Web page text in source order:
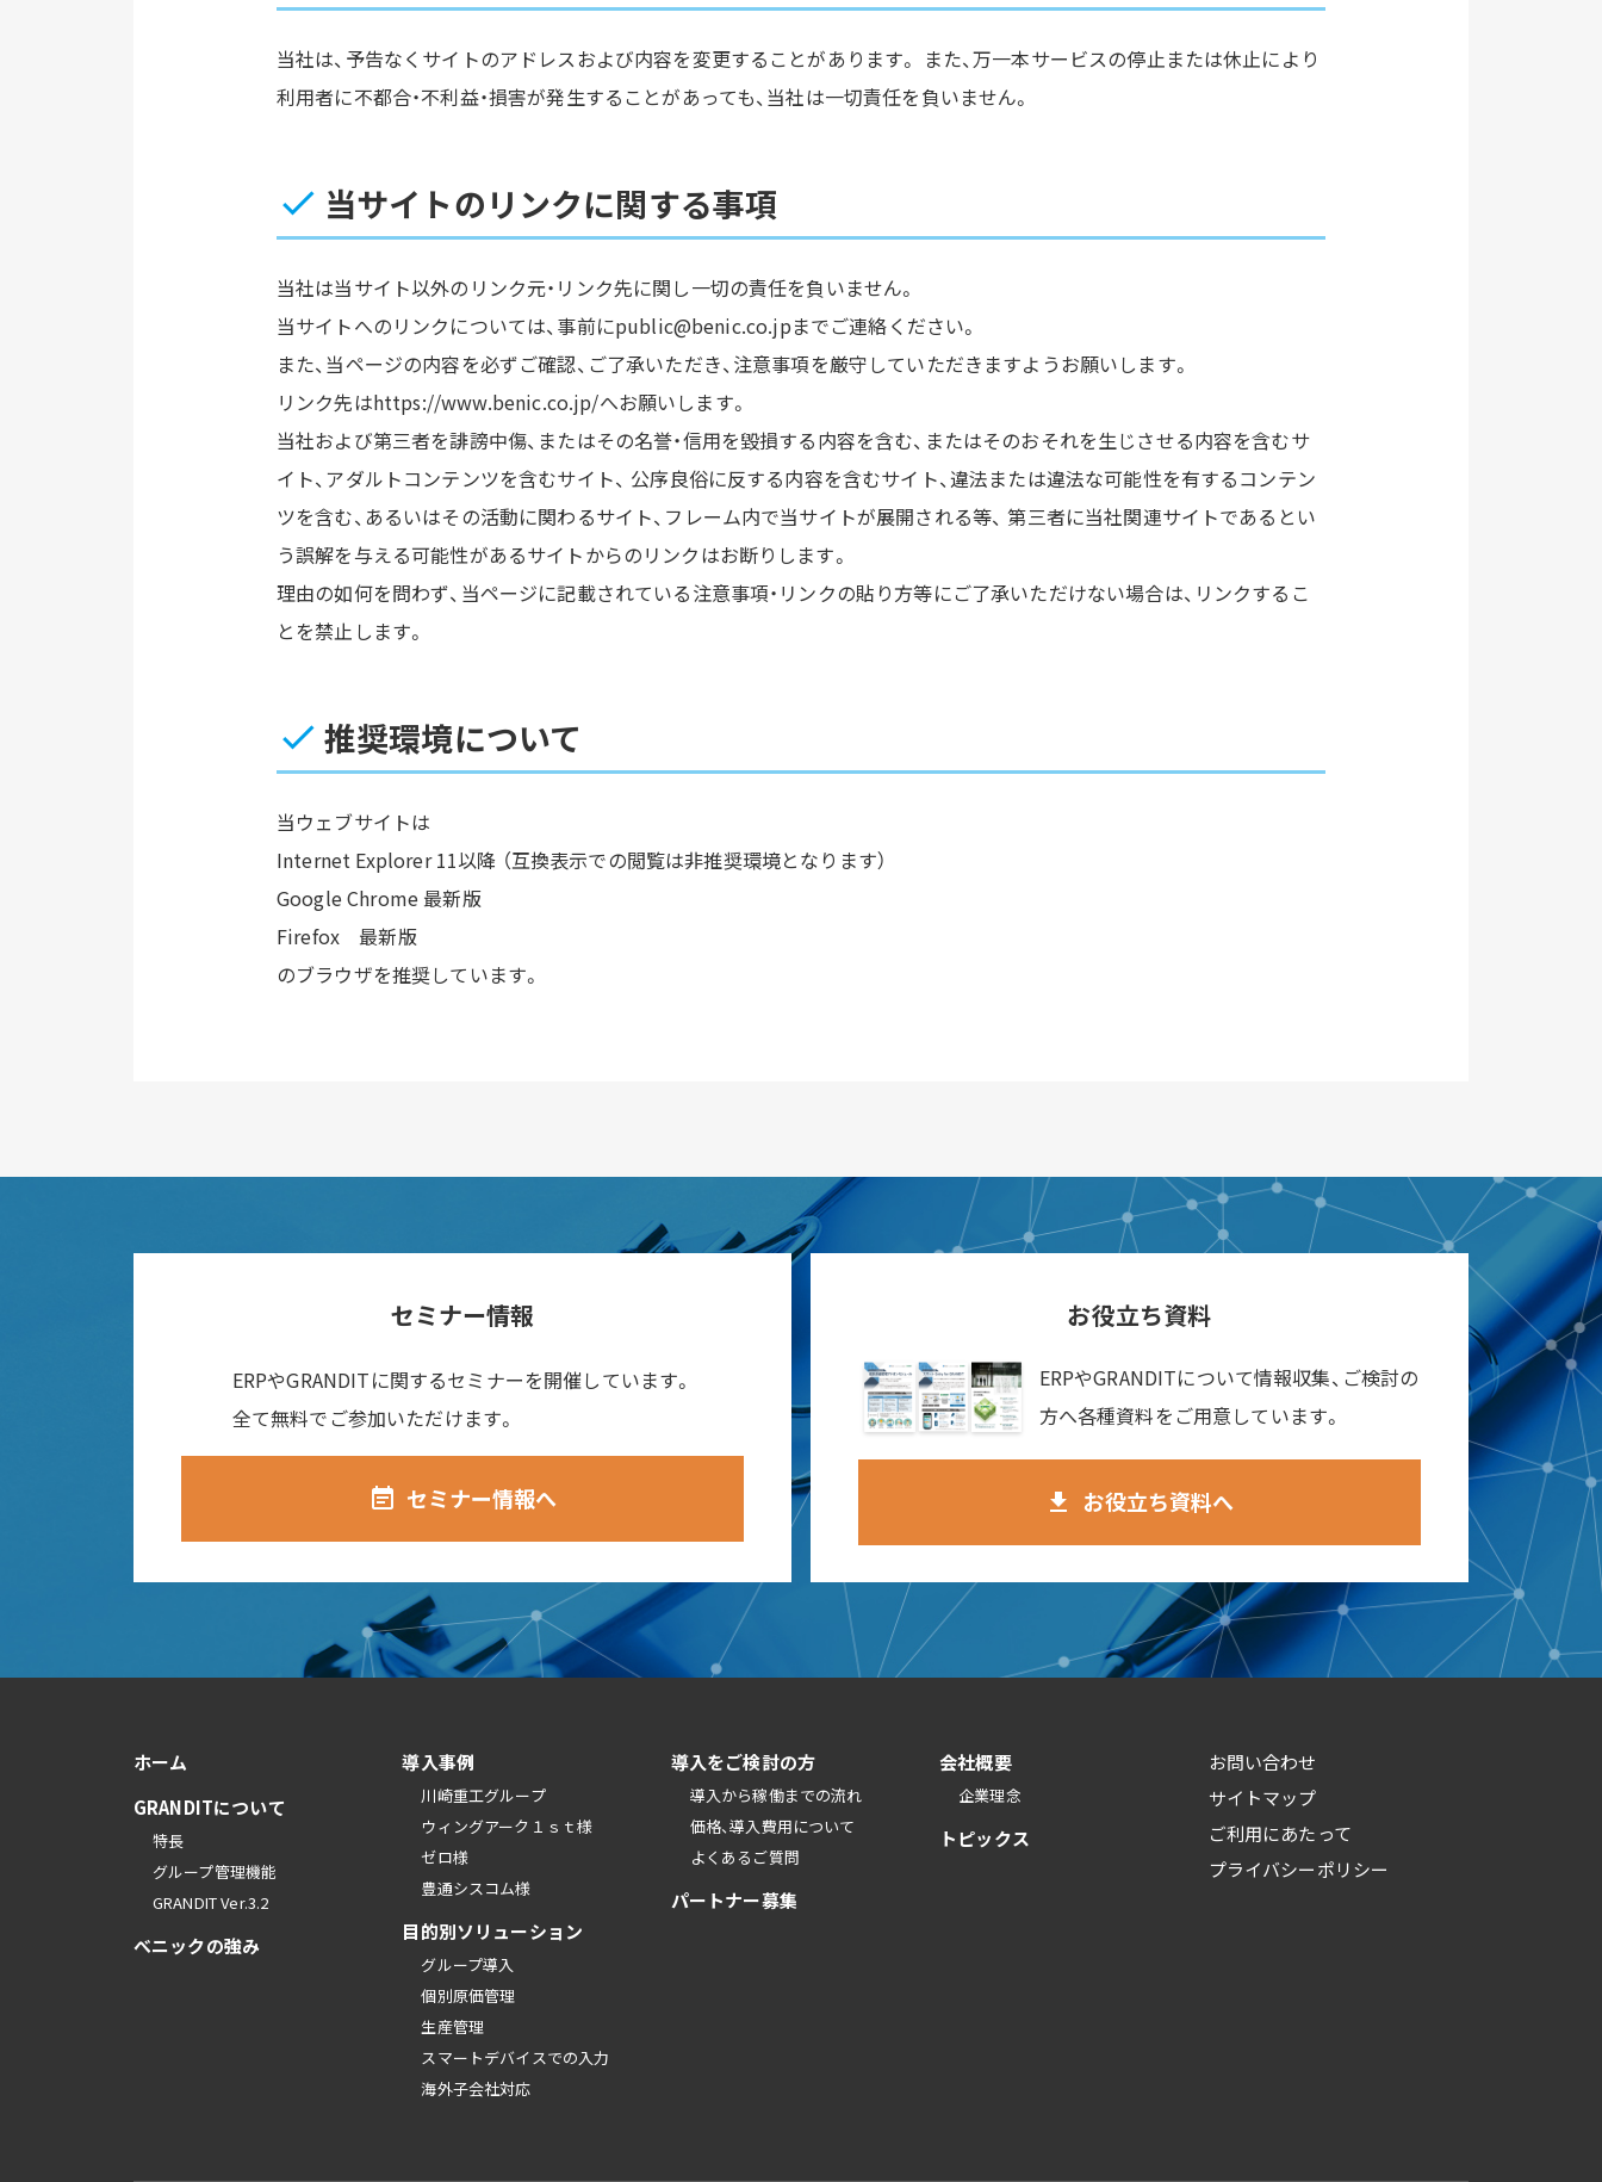
当社は、予告なくサイトのアドレスおよび内容を変更することがあります。 また、万一本サービスの停止または休止により
利用者に不都合・不利益・損害が発生することがあっても、当社は一切責任を負いません。
当サイトのリンクに関する事項
当社は当サイト以外のリンク元・リンク先に関し一切の責任を負いません。
当サイトへのリンクについては、事前にpublic@benic.co.jpまでご連絡ください。
また、当ページの内容を必ずご確認、ご了承いただき、注意事項を厳守していただきますようお願いします。
リンク先はhttps://www.benic.co.jp/へお願いします。
当社および第三者を誹謗中傷、またはその名誉・信用を毀損する内容を含む、またはそのおそれを生じさせる内容を含むサ
イト、アダルトコンテンツを含むサイト、 公序良俗に反する内容を含むサイト、違法または違法な可能性を有するコンテン
ツを含む、あるいはその活動に関わるサイト、フレーム内で当サイトが展開される等、 第三者に当社関連サイトであるとい
う誤解を与える可能性があるサイトからのリンクはお断りします。
理由の如何を問わず、当ページに記載されている注意事項・リンクの貼り方等にご了承いただけない場合は、リンクするこ
とを禁止します。
推奨環境について
当ウェブサイトは
Internet Explorer 11以降 （互換表示での閲覧は非推奨環境となります）
Google Chrome 最新版
Firefox 最新版
のブラウザを推奨しています。
セミナー情報
ERPやGRANDITに関するセミナーを開催しています。
全て無料でご参加いただけます。
event_note セミナー情報へ
お役立ち資料
ERPやGRANDITについて情報収集、ご検討の
方へ各種資料をご用意しています。
download お役立ち資料へ
ホーム
GRANDITについて
特長
グループ管理機能
GRANDIT Ver.3.2
べニックの強み
導入事例
川崎重工グループ
ウィングアーク１ｓｔ様
ゼロ様
豊通シスコム様
目的別ソリューション
グループ導入
個別原価管理
生産管理
スマートデバイスでの入力
海外子会社対応
導入をご検討の方
導入から稼働までの流れ
価格、導入費用について
よくあるご質問
パートナー募集
会社概要
企業理念
トピックス
お問い合わせ
サイトマップ
ご利用にあたって
プライバシーポリシー